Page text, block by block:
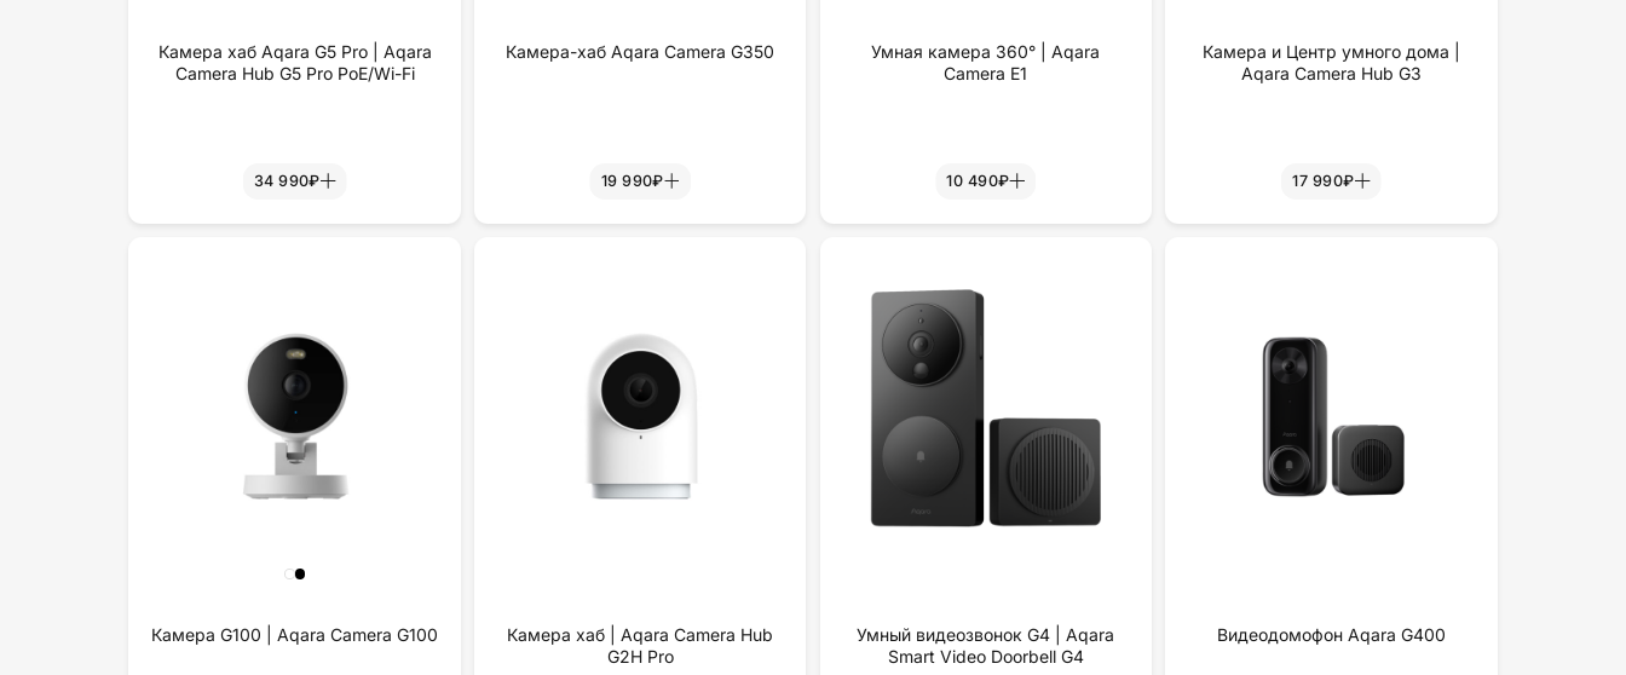
Камера хаб Aqara G5 Pro | Aqara
Camera Hub G5 Pro PoE/Wi-Fi
34 990₽
Камера-хаб Aqara Camera G350
19 990₽
Умная камера 360° | Aqara
Camera E1
10 490₽
Камера и Центр умного дома |
Aqara Camera Hub G3
17 990₽
Камера G100 | Aqara Camera G100
Камера хаб | Aqara Camera Hub
G2H Pro
Умный видеозвонок G4 | Aqara
Smart Video Doorbell G4
Видеодомофон Aqara G400